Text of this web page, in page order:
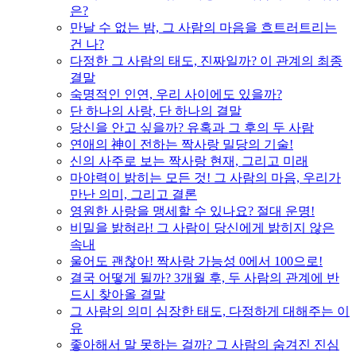
은?
만날 수 없는 밤, 그 사람의 마음을 흐트러트리는
건 나?
다정한 그 사람의 태도, 진짜일까? 이 관계의 최종
결말
숙명적인 인연, 우리 사이에도 있을까?
단 하나의 사랑, 단 하나의 결말
당신을 안고 싶을까? 유혹과 그 후의 두 사람
연애의 神이 전하는 짝사랑 밀당의 기술!
신의 사주로 보는 짝사랑 현재, 그리고 미래
마야력이 밝히는 모든 것! 그 사람의 마음, 우리가
만난 의미, 그리고 결론
영원한 사랑을 맹세할 수 있나요? 절대 운명!
비밀을 밝혀라! 그 사람이 당신에게 밝히지 않은
속내
울어도 괜찮아! 짝사랑 가능성 0에서 100으로!
결국 어떻게 될까? 3개월 후, 두 사람의 관계에 반
드시 찾아올 결말
그 사람의 의미 심장한 태도, 다정하게 대해주는 이
유
좋아해서 말 못하는 걸까? 그 사람의 숨겨진 진심